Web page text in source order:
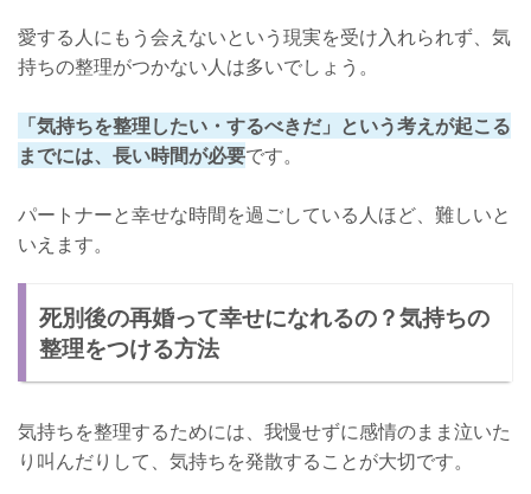
愛する人にもう会えないという現実を受け入れられず、気
持ちの整理がつかない人は多いでしょう。
「気持ちを整理したい・するべきだ」という考えが起こる
までには、長い時間が必要です。
パートナーと幸せな時間を過ごしている人ほど、難しいと
いえます。
死別後の再婚って幸せになれるの？気持ちの
整理をつける方法
気持ちを整理するためには、我慢せずに感情のまま泣いた
り叫んだりして、気持ちを発散することが大切です。